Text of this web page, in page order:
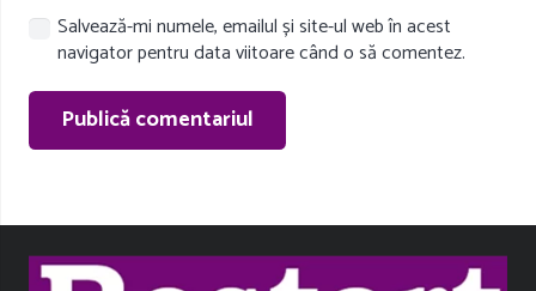
Salvează-mi numele, emailul și site-ul web în acest
navigator pentru data viitoare când o să comentez.
Publică comentariul